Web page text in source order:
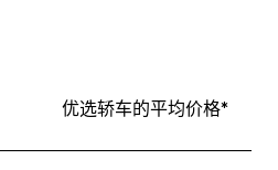
优选轿车的平均价格*